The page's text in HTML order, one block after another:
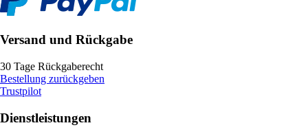
Versand und Rückgabe
30 Tage Rückgaberecht
Bestellung zurückgeben
Trustpilot
Dienstleistungen